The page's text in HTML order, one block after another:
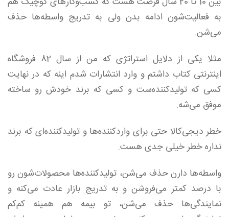
به فعالیت‌شون ادامه بدن ولی به تدریج واسطه‌ها حذف
می‌شن.
مثلا یکی از دلایل استراتژی که من از سال 82 فروشگاه
اینترنتی کتاب داشتم و وارد انتشارات شدم اینه که در نهایت
کسی که تولید‌کننده‌ست و کسی که برند خودش رو ساخته
موفق می‌شه.
خطر دیجی‌کالا حتی برای وارد‌کننده‌ها و تولید‌کننده‌ای که برند
نداره خطر خیلی جدی هست.
واسطه‌ها دارن حذف می‌شن، تولید‌کننده‌ها محصولات‌شون رو
با درصد کمتر می‌فروشن و به تدریج بازار عادت می‌کنه و
نمایندگی‌ها حذف می‌شن، تو بیمه هم همینه کم‌کم